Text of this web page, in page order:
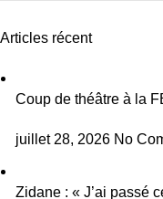
Articles récent
Coup de théâtre à la
juillet 28, 2026 No
Zidane : « J’ai passé